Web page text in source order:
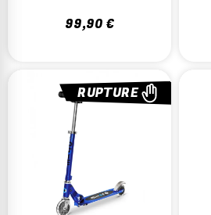
99,90 €
RUPTURE